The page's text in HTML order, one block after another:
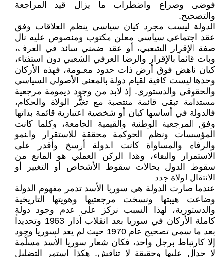
فوضى وصراع واضطراب ما يزال قيد المراجعة
والتصحيح.
الدولة ليست مجرد كيان سياسي ينظم العلاقات وفق
عقد اجتماعي سياسي معلن مكتوب ومنصوص عليه نال
صفة الإقرار الشعبي، أو عقد ضمني سائد في العرف،
وبات قائماً بالإقرار والرضا العرفي الشعبي دون استفتاء،
كيان ناهض فوق أرض ذات حدود معلومة، فهذه الأركان
وحدها ليست كافية لقيام دولة بالمعنى الأصولي السياسي
والحقوقي والدستوري. إذ لابد من وجود ديمومة مرجعية
مستدامة تبقى قائمة منتصبة مع تغيُّر الولاة والحكام،
فالدولة في أساسها كيان أو شخصية اعتبارية قائمة بذاتها
وفق المرجعية الوطنية والقيمية الجامعة، وكلما كانت
المؤسسات ونظم الحوكمة محققة للاستقرار والنمو
والرفاه والمساواة كانت الدولة أرسخ وأقدر على
الاستمرار والبقاء، وهذا الركن العملي هو المانع من
سقوط الدول بحالات سقوط الأشخاص أو التغيير أو
الانتقال لولاة جدد.
عندما صارت الدولة هي سوريا الأسد تدمر مفهوم الدولة
وضاعت هيبتها ونسخت مرجعتيها وهويتها التاريخية
والدستورية، لهذا السبب نركز على عدم وجود دولة
كاملة الأركان في سوريا بعد انقلاب آذار 1963 وتحديداً
بعد ما سمي تصحيح عام 1970 حيث لم يعد لسوريا وجود
إلا كارتباط برجل واحد، فكان شعار سوريا الأسد مسلَّمة
لا جدال عليها وحقيقة لا تناقش. هكذا استمر التضليل